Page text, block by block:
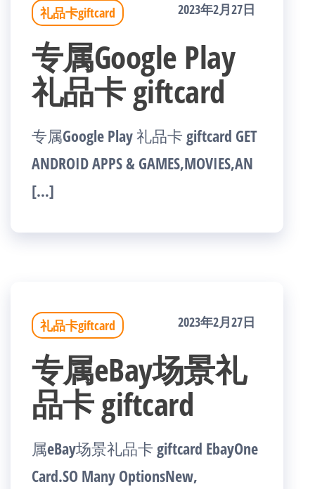
礼品卡giftcard 2023年2月27日
专属Google Play
礼品卡 giftcard
专属Google Play 礼品卡 giftcard GET
ANDROID APPS & GAMES,MOVIES,AN
[…]
礼品卡giftcard 2023年2月27日
专属eBay场景礼
品卡 giftcard
属eBay场景礼品卡 giftcard EbayOne
Card.SO Many OptionsNew,